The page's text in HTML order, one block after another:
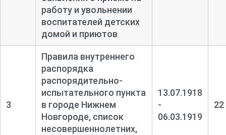
работу и увольнении
воспитателей детских
домой и приютов
3
Правила внутреннего
распорядка
распорядительно-
испытательного пункта
в городе Нижнем
Новгороде, список
несовершеннолетних,
13.07.1918
-
06.03.1919
22